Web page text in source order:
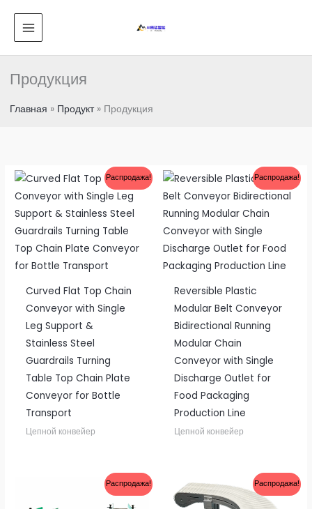
содержанию
ГЛАВНОЕ
МЕНЮ
Продукция
Главная Продукт Продукция
Распродажа!
Curved Flat Top Chain
Conveyor with Single
Leg Support &
Stainless Steel
Guardrails Turning
Table Top Chain Plate
Conveyor for Bottle
Transport
Цепной конвейер
Распродажа!
Reversible Plastic
Modular Belt Conveyor
Bidirectional Running
Modular Chain
Conveyor with Single
Discharge Outlet for
Food Packaging
Production Line
Цепной конвейер
Распродажа! Распродажа!